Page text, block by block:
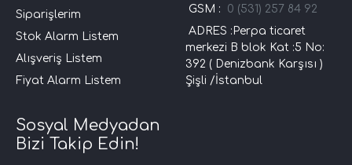
Siparişlerim
Stok Alarm Listem
Alışveriş Listem
Fiyat Alarm Listem
GSM : 0 (531) 257 84 92
ADRES :Perpa ticaret
merkezi B blok Kat :5 No:
392 ( Denizbank Karşısı )
Şişli /İstanbul
Sosyal Medyadan
Bizi Takip Edin!